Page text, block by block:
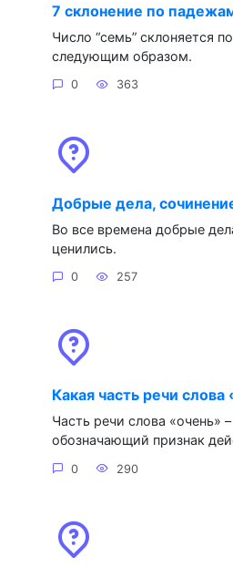
7 склонение по
Число “семь” склоняется
следующим образом.
0 363
Добрые дела,
Во все времена добрые
ценились.
0 257
Какая часть речи слова
Часть речи слова «очень»
обозначающий признак
0 290